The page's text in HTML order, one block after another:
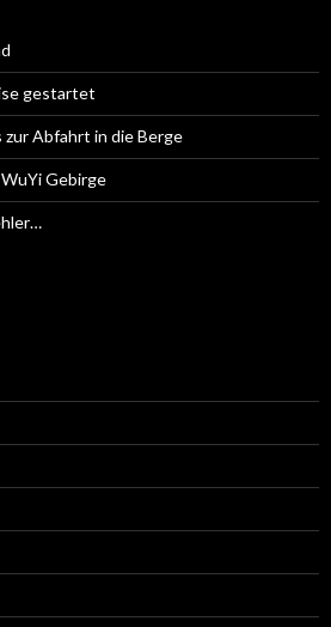
gestartet
zur Abfahrt in die Berge
Gebirge